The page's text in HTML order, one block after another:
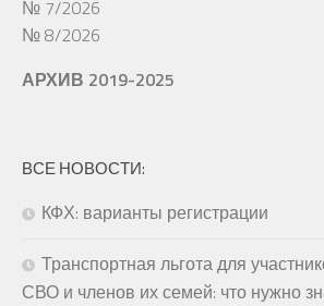
№ 7/2026
№ 8/2026
АРХИВ 2019-2025
ВСЕ НОВОСТИ:
КФХ: варианты регистрации
Транспортная льгота для
СВО и членов их семей: что нужно